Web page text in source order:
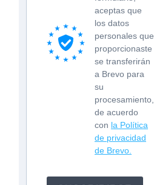
aceptas que
los datos
personales que
proporcionaste
se transferirán
a Brevo para
su
procesamiento,
de acuerdo
con la Política
de privacidad
de Brevo.